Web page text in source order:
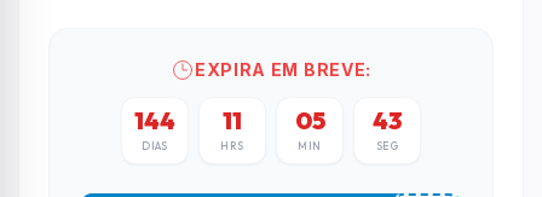
EXPIRA EM BREVE:
144
DIAS
11
HRS
05
MIN
43
SEG